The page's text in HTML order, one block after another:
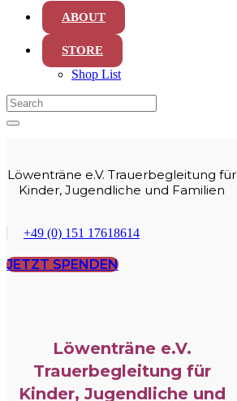
ABOUT
STORE
Shop List
Löwenträne e.V. Trauerbegleitung für
Kinder, Jugendliche und Familien
+49 (0) 151 17618614
JETZT SPENDEN
Löwenträne e.V.
Trauerbegleitung für
Kinder, Jugendliche und